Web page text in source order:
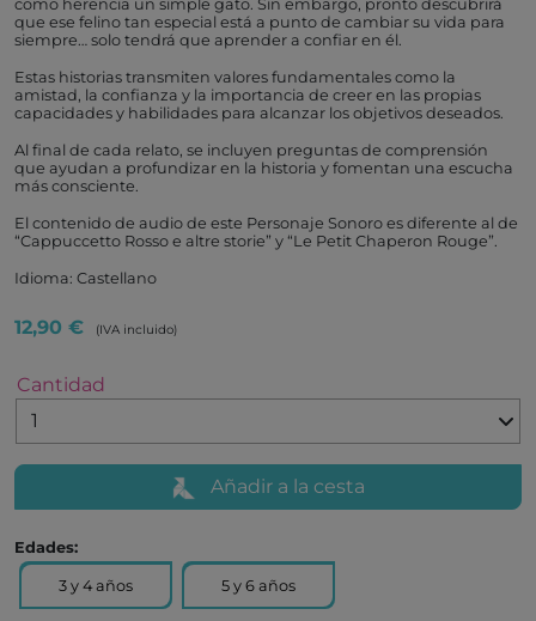
como herencia un simple gato. Sin embargo, pronto descubrirá
que ese felino tan especial está a punto de cambiar su vida para
siempre… solo tendrá que aprender a confiar en él.
Estas historias transmiten valores fundamentales como la
amistad, la confianza y la importancia de creer en las propias
capacidades y habilidades para alcanzar los objetivos deseados.
Al final de cada relato, se incluyen preguntas de comprensión
que ayudan a profundizar en la historia y fomentan una escucha
más consciente.
El contenido de audio de este Personaje Sonoro es diferente al de
“Cappuccetto Rosso e altre storie” y “Le Petit Chaperon Rouge”.
Idioma: Castellano
12,90 € (IVA incluido)
Cantidad
Añadir a la cesta
Edades:
3 y 4 años 5 y 6 años